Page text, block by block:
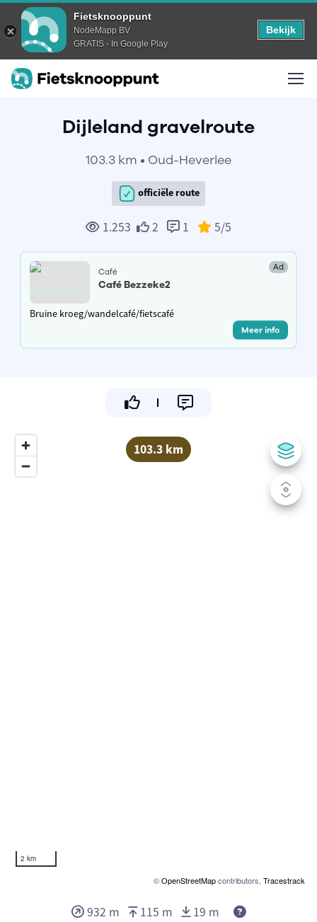
Fietsknooppunt
NodeMapp BV
GRATIS - In Google Play
Bekijk
Dijleland gravelroute
103.3 km • Oud-Heverlee
officiële route
1.253 2 1 5/5
Café Ad
Café Bezzeke2
Bruine kroeg/wandelcafé/fietscafé
Meer info
103.3 km
2 km
©OpenStreetMapcontributors, Tracestrack
932 m 115 m 19 m Deze